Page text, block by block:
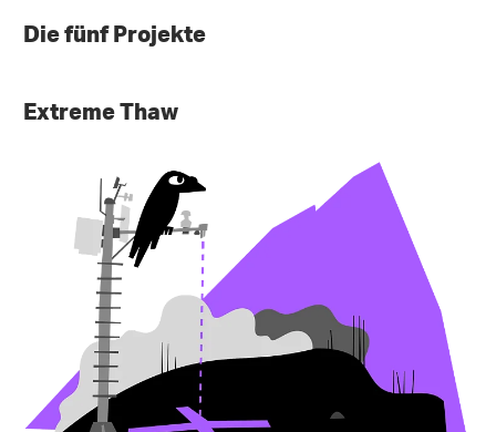
Die fünf Projekte
Extreme Thaw